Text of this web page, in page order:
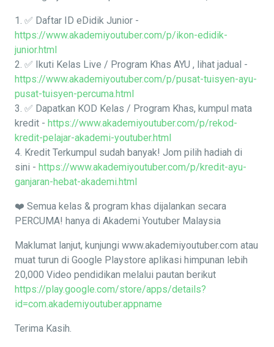
1. ✅ Daftar ID eDidik Junior -
https://www.akademiyoutuber.com/p/ikon-edidik-
junior.html
2. ✅ Ikuti Kelas Live / Program Khas AYU , lihat jadual -
https://www.akademiyoutuber.com/p/pusat-tuisyen-ayu-
pusat-tuisyen-percuma.html
3. ✅ Dapatkan KOD Kelas / Program Khas, kumpul mata
kredit - https://www.akademiyoutuber.com/p/rekod-
kredit-pelajar-akademi-youtuber.html
4. Kredit Terkumpul sudah banyak! Jom pilih hadiah di
sini - https://www.akademiyoutuber.com/p/kredit-ayu-
ganjaran-hebat-akademi.html
❤️ Semua kelas & program khas dijalankan secara
PERCUMA! hanya di Akademi Youtuber Malaysia
Maklumat lanjut, kunjungi www.akademiyoutuber.com atau
muat turun di Google Playstore aplikasi himpunan lebih
20,000 Video pendidikan melalui pautan berikut
https://play.google.com/store/apps/details?
id=com.akademiyoutuber.appname
Terima Kasih.